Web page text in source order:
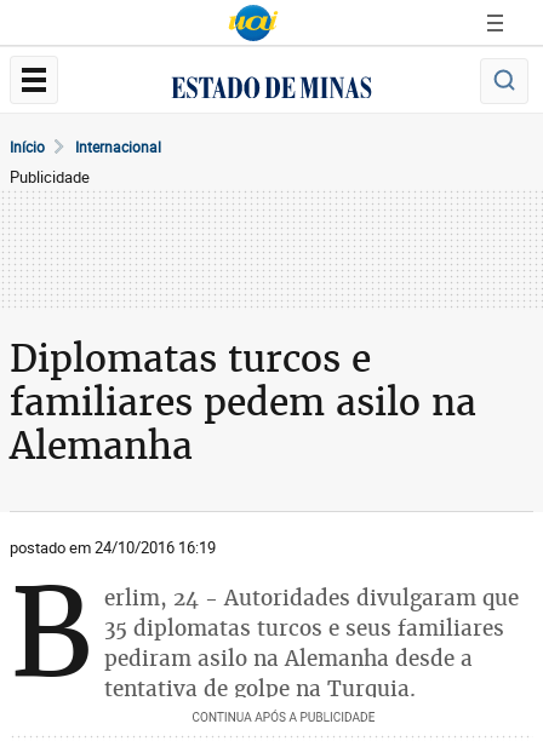
Início Internacional
Publicidade
Diplomatas turcos e
familiares pedem asilo na
Alemanha
postado em 24/10/2016 16:19
B erlim, 24 - Autoridades divulgaram que
35 diplomatas turcos e seus familiares
pediram asilo na Alemanha desde a
tentativa de golpe na Turquia.